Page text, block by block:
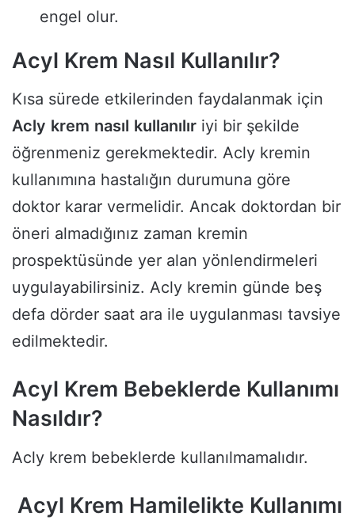
engel olur.
Acyl Krem Nasıl Kullanılır?
Kısa sürede etkilerinden faydalanmak için
Acly krem nasıl kullanılır iyi bir şekilde
öğrenmeniz gerekmektedir. Acly kremin
kullanımına hastalığın durumuna göre
doktor karar vermelidir. Ancak doktordan bir
öneri almadığınız zaman kremin
prospektüsünde yer alan yönlendirmeleri
uygulayabilirsiniz. Acly kremin günde beş
defa dörder saat ara ile uygulanması tavsiye
edilmektedir.
Acyl Krem Bebeklerde Kullanımı
Nasıldır?
Acly krem bebeklerde kullanılmamalıdır.
Acyl Krem Hamilelikte Kullanımı